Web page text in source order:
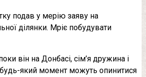
подав у мерію заяву на
ділянки. Мріє побудувати
він на Донбасі, сім’я дружина і
який момент можуть опинитися